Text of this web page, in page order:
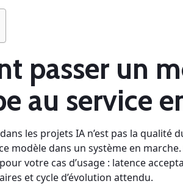
passer un
au service
les projets IA n’est pas la qualité
modèle dans un système en
votre cas d’usage : latence
et cycle d’évolution attendu.